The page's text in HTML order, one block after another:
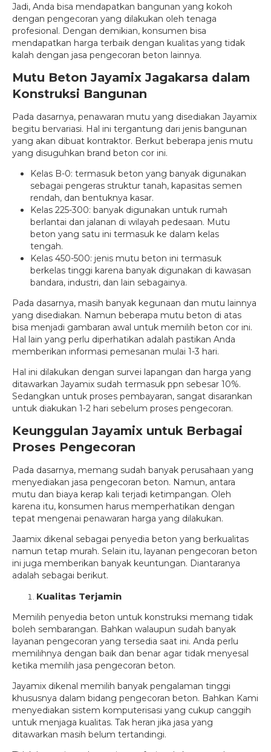
Jadi, Anda bisa mendapatkan bangunan yang kokoh
dengan pengecoran yang dilakukan oleh tenaga
profesional. Dengan demikian, konsumen bisa
mendapatkan harga terbaik dengan kualitas yang tidak
kalah dengan jasa pengecoran beton lainnya.
Mutu Beton Jayamix Jagakarsa dalam
Konstruksi Bangunan
Pada dasarnya, penawaran mutu yang disediakan Jayamix
begitu bervariasi. Hal ini tergantung dari jenis bangunan
yang akan dibuat kontraktor. Berkut beberapa jenis mutu
yang disuguhkan brand beton cor ini.
Kelas B-0: termasuk beton yang banyak digunakan
sebagai pengeras struktur tanah, kapasitas semen
rendah, dan bentuknya kasar.
Kelas 225-300: banyak digunakan untuk rumah
berlantai dan jalanan di wilayah pedesaan. Mutu
beton yang satu ini termasuk ke dalam kelas
tengah.
Kelas 450-500: jenis mutu beton ini termasuk
berkelas tinggi karena banyak digunakan di kawasan
bandara, industri, dan lain sebagainya.
Pada dasarnya, masih banyak kegunaan dan mutu lainnya
yang disediakan. Namun beberapa mutu beton di atas
bisa menjadi gambaran awal untuk memilih beton cor ini.
Hal lain yang perlu diperhatikan adalah pastikan Anda
memberikan informasi pemesanan mulai 1-3 hari.
Hal ini dilakukan dengan survei lapangan dan harga yang
ditawarkan Jayamix sudah termasuk ppn sebesar 10%.
Sedangkan untuk proses pembayaran, sangat disarankan
untuk diakukan 1-2 hari sebelum proses pengecoran.
Keunggulan Jayamix untuk Berbagai
Proses Pengecoran
Pada dasarnya, memang sudah banyak perusahaan yang
menyediakan jasa pengecoran beton. Namun, antara
mutu dan biaya kerap kali terjadi ketimpangan. Oleh
karena itu, konsumen harus memperhatikan dengan
tepat mengenai penawaran harga yang dilakukan.
Jaamix dikenal sebagai penyedia beton yang berkualitas
namun tetap murah. Selain itu, layanan pengecoran beton
ini juga memberikan banyak keuntungan. Diantaranya
adalah sebagai berikut.
Kualitas Terjamin
Memilih penyedia beton untuk konstruksi memang tidak
boleh sembarangan. Bahkan walaupun sudah banyak
layanan pengecoran yang tersedia saat ini. Anda perlu
memilihnya dengan baik dan benar agar tidak menyesal
ketika memilih jasa pengecoran beton.
Jayamix dikenal memilih banyak pengalaman tinggi
khususnya dalam bidang pengecoran beton. Bahkan Kami
menyediakan sistem komputerisasi yang cukup canggih
untuk menjaga kualitas. Tak heran jika jasa yang
ditawarkan masih belum tertandingi.